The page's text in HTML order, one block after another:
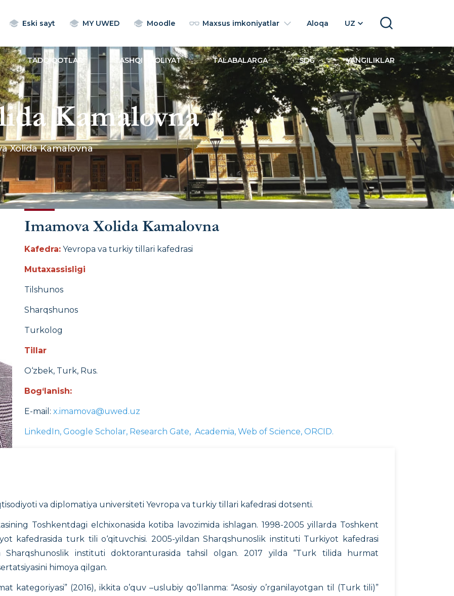
Eski sayt MY UWED Moodle Maxsus imkoniyatlar Aloqa UZ SEARCH
TADQIQOTLAR TASHQI FAOLIYAT TALABALARGA SDG YANGILIKLAR
Kamalovna
Xolida Kamalovna
Imamova Xolida Kamalovna
Kafedra: Yevropa va turkiy tillari kafedrasi
Mutaxassisligi
Tilshunos
Sharqshunos
Turkolog
Tillar
O‘zbek, Turk, Rus.
Bog‘lanish:
E-mail: x.imamova@uwed.uz
LinkedIn, Google Scholar, Research Gate, Academia, Web of Science, ORCID.
va diplomatiya universiteti Yevropa va turkiy tillari kafedrasi dotsenti.
Toshkentdagi elchixonasida kotiba lavozimida ishlagan. 1998-2005 yillarda Toshkent
kafedrasida turk tili o‘qituvchisi. 2005-yildan Sharqshunoslik instituti Turkiyot kafedrasi
Sharqshunoslik instituti doktoranturasida tahsil olgan. 2017 yilda “Turk tilida hurmat
himoya qilgan.
kategoriyasi” (2016), ikkita o’quv –uslubiy qo’llanma: “Asosiy o’rganilayotgan til (Turk tili)”